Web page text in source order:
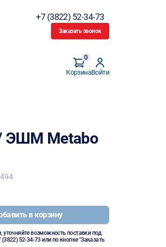
+7 (3822) 52-34-73
Заказать звонок
Корзина
0
Войти
ЭШМ Metabo
в корзину
уточняйте возможность поставки под
(3822) 52-34-73 или по кнопке "Заказать